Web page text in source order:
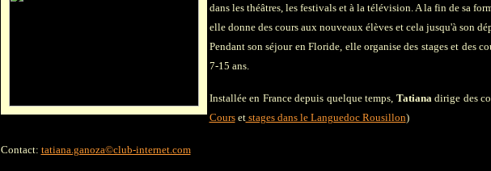
dans les théâtres, les festivals et à la télévision. A la fin de sa
elle donne des cours aux nouveaux élèves et cela jusqu'à son
Pendant son séjour en Floride, elle organise des stages et des
7-15 ans.
Installée en France depuis quelque temps, Tatianadirige des
Coursetstages dans le Languedoc Rousillon)
Contact: tatiana.ganoza©club-internet.com